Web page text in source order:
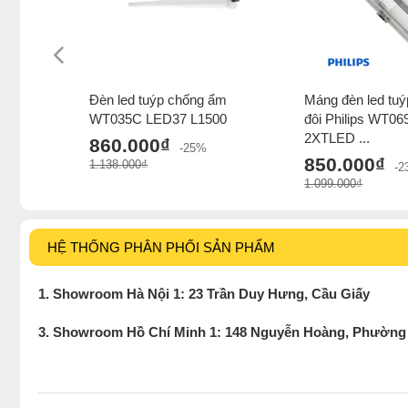
Đèn led tuýp chống ẩm
WT035C LED37 L1500
860.000₫
-25%
1.138.000₫
Máng đèn led
đôi Philips
2XTLED ...
850.000₫
-
1.099.000₫
HỆ THỐNG PHÂN PHỐI SẢN PHẨM
1. Showroom Hà Nội 1: 23 Trần Duy Hưng, Cầu Giấy
3. Showroom Hồ Chí Minh 1: 148 Nguyễn Hoàng,